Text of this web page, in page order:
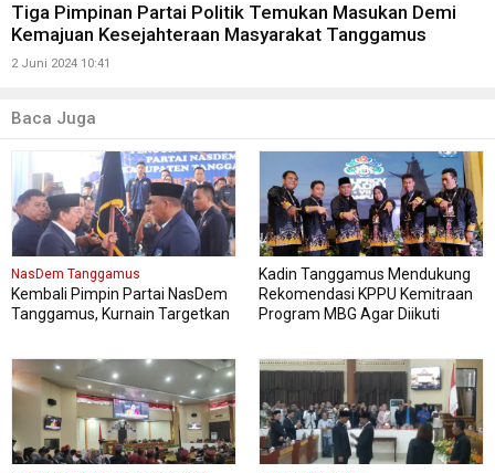
Tiga Pimpinan Partai Politik Temukan Masukan Demi
Kemajuan Kesejahteraan Masyarakat Tanggamus
2 Juni 2024 10:41
Baca Juga
NasDem Tanggamus
Kembali Pimpin Partai NasDem
Tanggamus, Kurnain Targetkan
Kadin Tanggamus Mendukung
Rekomendasi KPPU Kemitraan
Program MBG Agar Diikuti